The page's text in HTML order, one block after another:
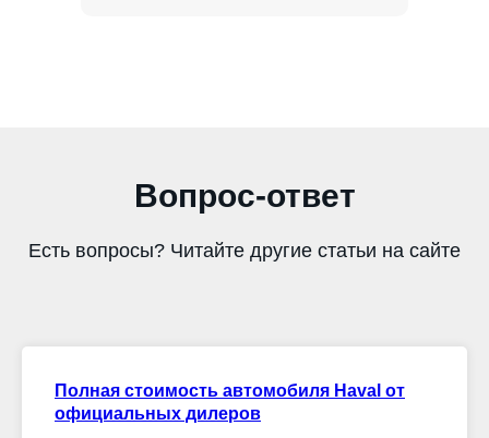
Вопрос-ответ
Есть вопросы? Читайте другие статьи на сайте
Полная стоимость автомобиля Haval от
официальных дилеров